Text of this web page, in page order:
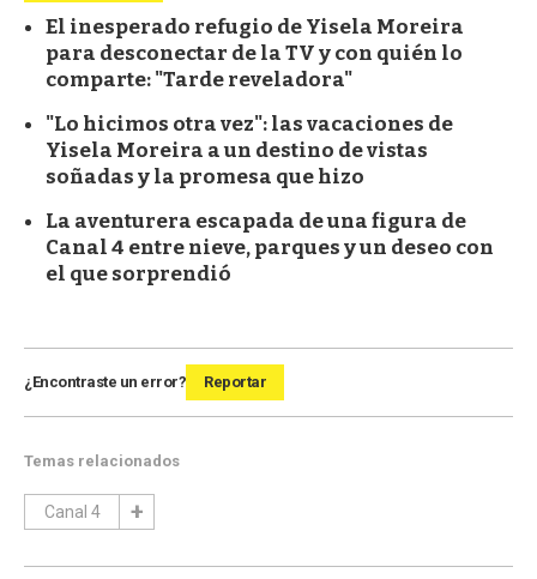
El inesperado refugio de Yisela Moreira
para desconectar de la TV y con quién lo
comparte: "Tarde reveladora"
"Lo hicimos otra vez": las vacaciones de
Yisela Moreira a un destino de vistas
soñadas y la promesa que hizo
La aventurera escapada de una figura de
Canal 4 entre nieve, parques y un deseo con
el que sorprendió
¿Encontraste un error? Reportar
Temas relacionados
Canal 4